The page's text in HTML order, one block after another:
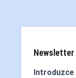
Newsletter